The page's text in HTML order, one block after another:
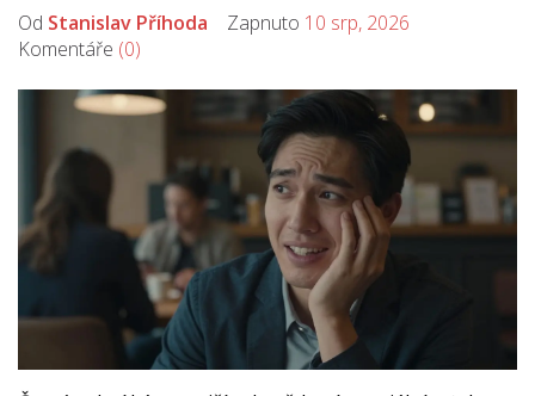
Od Stanislav Příhoda Zapnuto 10 srp, 2026
Komentáře (0)